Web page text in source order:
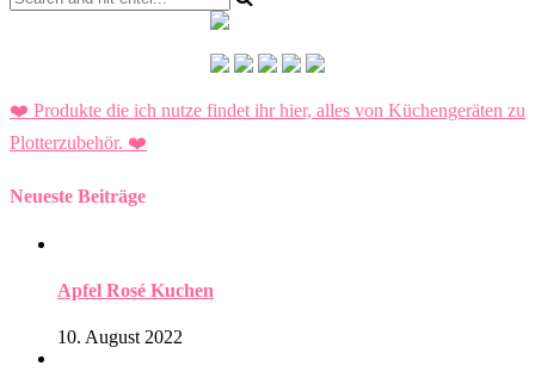
❤️ Produkte die ich nutze findet ihr hier, alles von Küchengeräten zu
Plotterzubehör. ❤️
Neueste Beiträge
Apfel Rosé Kuchen
10. August 2022